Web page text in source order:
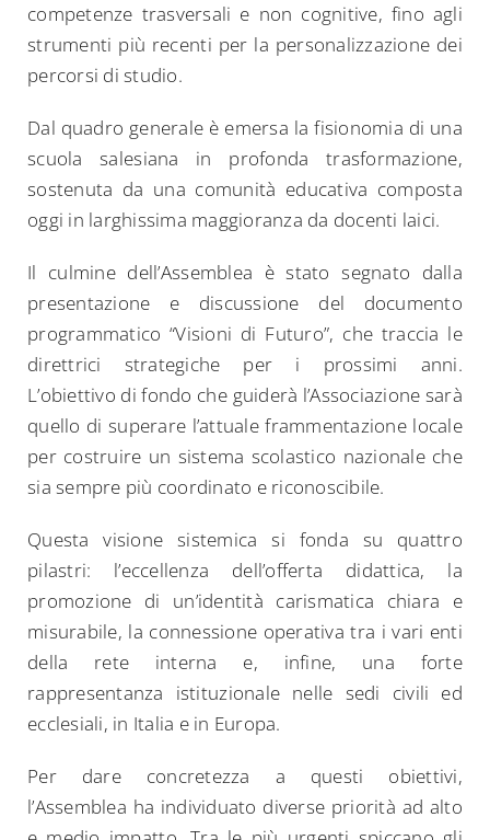
competenze trasversali e non cognitive, fino agli
strumenti più recenti per la personalizzazione dei
percorsi di studio.
Dal quadro generale è emersa la fisionomia di una
scuola salesiana in profonda trasformazione,
sostenuta da una comunità educativa composta
oggi in larghissima maggioranza da docenti laici.
Il culmine dell’Assemblea è stato segnato dalla
presentazione e discussione del documento
programmatico “Visioni di Futuro”, che traccia le
direttrici strategiche per i prossimi anni.
L’obiettivo di fondo che guiderà l’Associazione sarà
quello di superare l’attuale frammentazione locale
per costruire un sistema scolastico nazionale che
sia sempre più coordinato e riconoscibile.
Questa visione sistemica si fonda su quattro
pilastri: l’eccellenza dell’offerta didattica, la
promozione di un’identità carismatica chiara e
misurabile, la connessione operativa tra i vari enti
della rete interna e, infine, una forte
rappresentanza istituzionale nelle sedi civili ed
ecclesiali, in Italia e in Europa.
Per dare concretezza a questi obiettivi,
l’Assemblea ha individuato diverse priorità ad alto